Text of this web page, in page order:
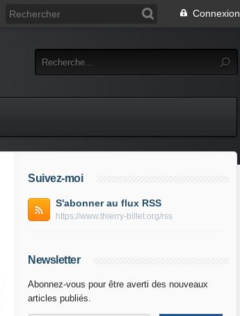
Connexion
Suivez-moi
S'abonner au flux RSS
https://www.thierry-billet.org/rss
Newsletter
Abonnez-vous pour être averti des nouveaux
articles publiés.